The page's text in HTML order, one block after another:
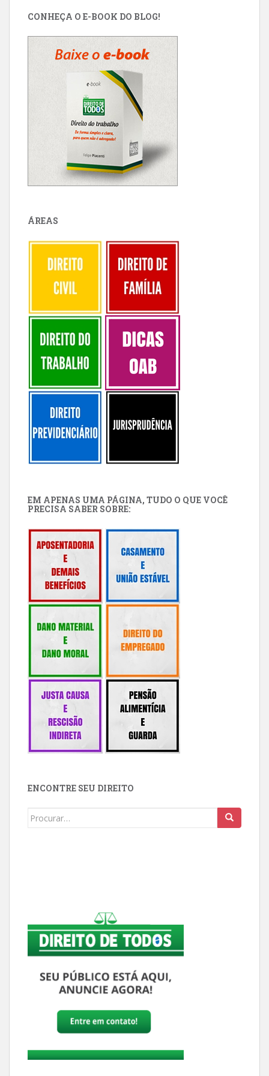
CONHEÇA O E-BOOK DO BLOG!
ÁREAS
EM APENAS UMA PÁGINA, TUDO O QUE VOCÊ
PRECISA SABER SOBRE:
ENCONTRE SEU DIREITO
Buscar: